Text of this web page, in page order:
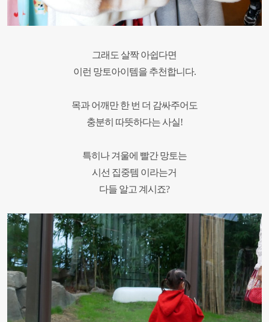
그래도 살짝 아쉽다면
이런 망토아이템을 추천합니다.
목과 어깨만 한 번 더 감싸주어도
충분히 따뜻하다는 사실!
특히나 겨울에 빨간 망토는
시선 집중템 이라는거
다들 알고 계시죠?